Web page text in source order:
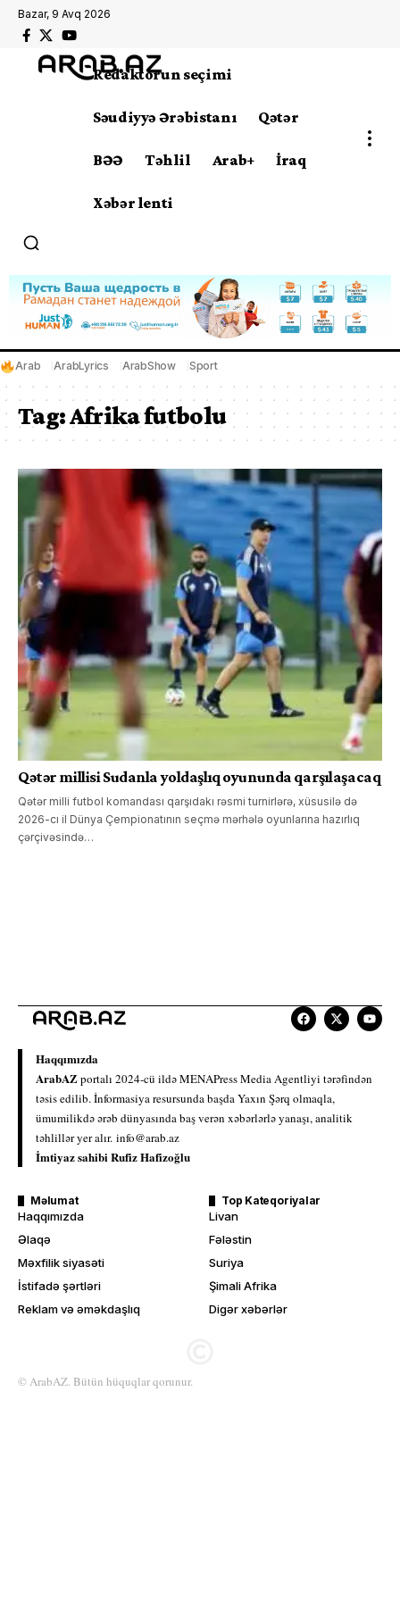
Bazar, 9 Avq 2026
Redaktorun seçimi
Səudiyyə Ərəbistanı Qətər
BƏƏ Təhlil Arab+ İraq
Xəbər lenti
Arab ArabLyrics ArabShow Sport
Tag:Afrika futbolu
Qətər millisi Sudanla yoldaşlıq oyununda qarşılaşacaq
Qətər milli futbol komandası qarşıdakı rəsmi turnirlərə, xüsusilə də
2026-cı il Dünya Çempionatının seçmə mərhələ oyunlarına hazırlıq
çərçivəsində…
Haqqımızda
ArabAZportalı 2024-cü ildə MENAPress Media Agentliyi tərəfindən
təsis edilib. İnformasiya resursunda başda Yaxın Şərq olmaqla,
ümumilikdə ərəb dünyasında baş verən xəbərlərlə yanaşı, analitik
təhlillər yer alır. info@arab.az
İmtiyaz sahibi Rufiz Hafizoğlu
Məlumat
Haqqımızda
Əlaqə
Məxfilik siyasəti
İstifadə şərtləri
Reklam və əməkdaşlıq
Top Kateqoriyalar
Livan
Fələstin
Suriya
Şimali Afrika
Digər xəbərlər
© ArabAZ. Bütün hüquqlar qorunur.